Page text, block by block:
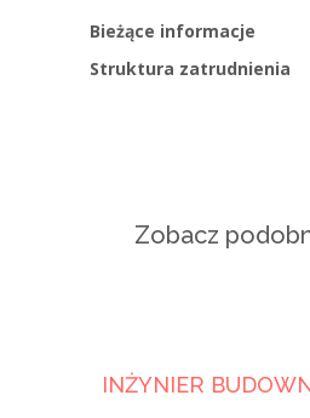
Bieżące informacje
Struktura zatrudnienia
Zobacz